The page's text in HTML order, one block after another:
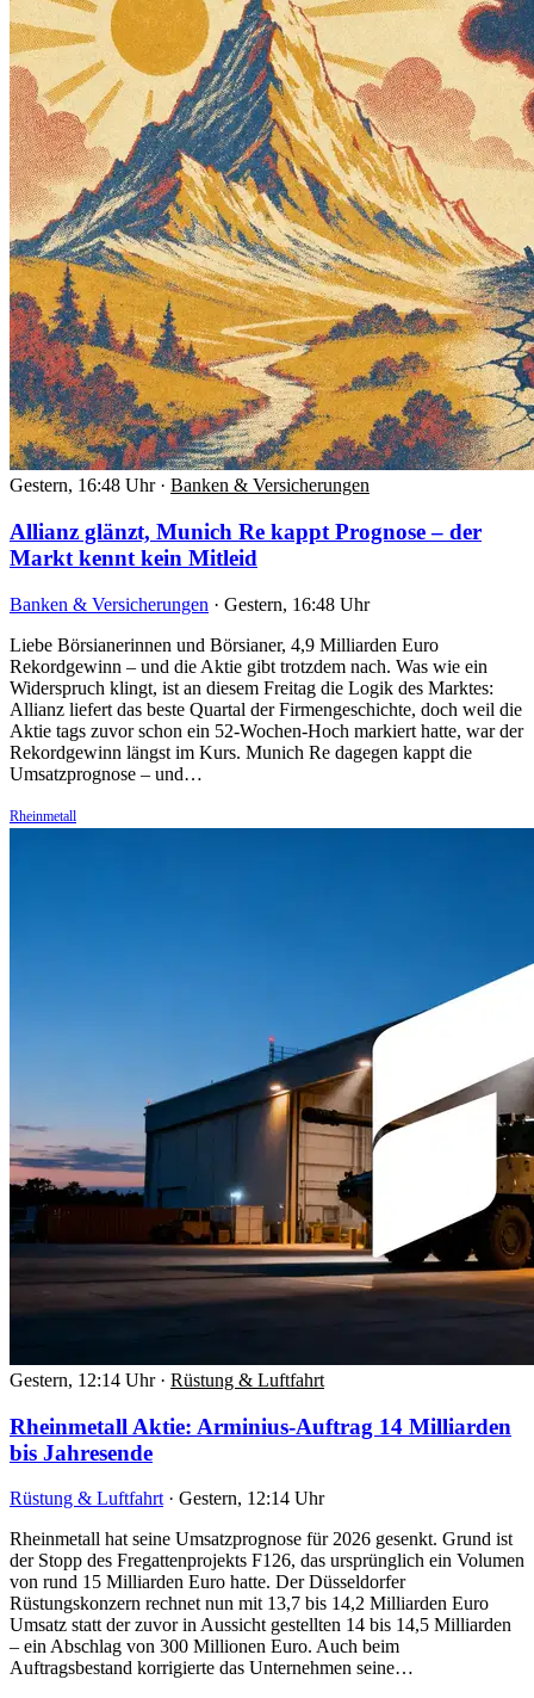
Gestern, 16:48 Uhr · Banken & Versicherungen
Allianz glänzt, Munich Re kappt Prognose – der
Markt kennt kein Mitleid
Banken & Versicherungen · Gestern, 16:48 Uhr
Liebe Börsianerinnen und Börsianer, 4,9 Milliarden Euro
Rekordgewinn – und die Aktie gibt trotzdem nach. Was wie ein
Widerspruch klingt, ist an diesem Freitag die Logik des Marktes:
Allianz liefert das beste Quartal der Firmengeschichte, doch weil die
Aktie tags zuvor schon ein 52-Wochen-Hoch markiert hatte, war der
Rekordgewinn längst im Kurs. Munich Re dagegen kappt die
Umsatzprognose – und…
Rheinmetall
Gestern, 12:14 Uhr · Rüstung & Luftfahrt
Rheinmetall Aktie: Arminius-Auftrag 14 Milliarden
bis Jahresende
Rüstung & Luftfahrt · Gestern, 12:14 Uhr
Rheinmetall hat seine Umsatzprognose für 2026 gesenkt. Grund ist
der Stopp des Fregattenprojekts F126, das ursprünglich ein Volumen
von rund 15 Milliarden Euro hatte. Der Düsseldorfer
Rüstungskonzern rechnet nun mit 13,7 bis 14,2 Milliarden Euro
Umsatz statt der zuvor in Aussicht gestellten 14 bis 14,5 Milliarden
– ein Abschlag von 300 Millionen Euro. Auch beim
Auftragsbestand korrigierte das Unternehmen seine…